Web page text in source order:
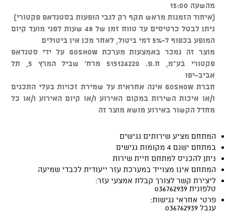
מהשעה 15:00
(איחוד הזמנות מראש תקף רק לגבי הופעות בסטנדאפ פקטורי)
ניתן לבטל כרטיסים עד טווח זמן של 48 שעות לפני מועד קיום
המופע בכפוף ל-5% דמי ביטול, לאחר מכן אין ביטולים
מוצר זה נמכר באמצעות מערכת GOSHOW על ידי סטנדאפ
פקטורי בע"מ, ח.פ. 515124220 מרח' שביל המרץ 5, תל
אביב-יפו
חברת GOSHOW אינה אחראית על שמירת זכויות בעלי התכנים
ו/או איכות השירות במקום האירוע ו/או קיום האירוע ו/או כל
מחדל הקשור באירוע מושא מוצר זה
המתחם מציע שירותים נגישים
במתחם ישנם 4 מקומות נגישים
ניתן להכניס למתחם חיית שירות
המתחם אינו מצוייד במערכת עזר ייעודית לכבדי שמיעה
ליצירת קשר לצורך קבלת אמצעי עזר:
טלפונית 036762939
פרטי אחראי נגישות:
ענבל 036762939